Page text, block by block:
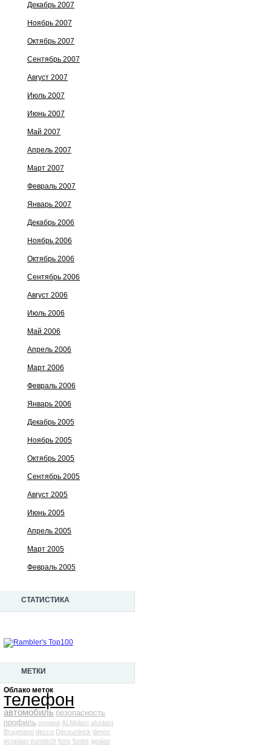
Декабрь 2007
Ноябрь 2007
Октябрь 2007
Сентябрь 2007
Август 2007
Июль 2007
Июнь 2007
Май 2007
Апрель 2007
Март 2007
Февраль 2007
Январь 2007
Декабрь 2006
Ноябрь 2006
Октябрь 2006
Сентябрь 2006
Август 2006
Июль 2006
Май 2006
Апрель 2006
Март 2006
Февраль 2006
Январь 2006
Декабрь 2005
Ноябрь 2005
Октябрь 2005
Сентябрь 2005
Август 2005
Июнь 2005
Апрель 2005
Март 2005
Февраль 2005
СТАТИСТИКА
МЕТКИ
Облако меток
телефон
автомобиль безопасность
профиль охрана ALMplast aluplast
Brugmann decco Deceuninck dimex
ecoplast eurotech foris funke gealan